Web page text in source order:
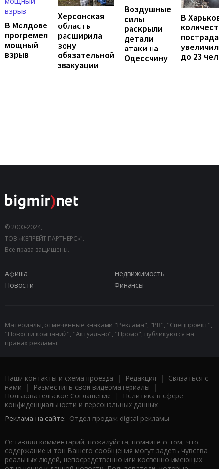
В Молдове
прогремел
мощный
взрыв
Херсонская
область
расширила
зону
обязательной
эвакуации
Воздушные
силы
раскрыли
детали
атаки на
Одессчину
В
до 23
© 2000-2024,
ТОВ «КЕПРЕЙТ ПАРТНЕРС»".
Все права защищены.
Афиша
Недвижимость
Новости
Финансы
Материалы, отмеченные знаками "Реклама", "PR", "Спецпроект",
"Новости компаний", "Актуально", "Промо", публикуются на
правах рекламы.
Наши контакты и схема проезда | Редакция | Связаться с
нами | Разместить свои видеоматериалы |
Пользовательское Соглашение |
Политика в сфере
конфиденциальности и персональных данных
Реклама на сайте: Отдел продаж digital рекламы
Оставляя комментарий, пожалуйста, помните о том, что
содержание и тон Вашего сообщения могут задеть чувства
реальных людей, непосредственно или косвенно имеющих